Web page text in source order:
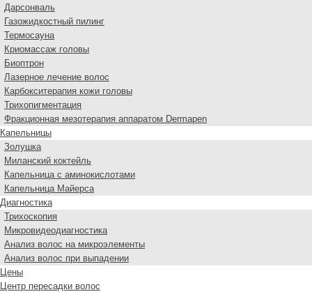
Дарсонваль
Газожидкостный пилинг
Термосауна
Криомассаж головы
Биоптрон
Лазерное лечение волос
Карбокситерапия кожи головы
Трихопигментация
Фракционная мезотерапия аппаратом Dermapen
Капельницы
Золушка
Миланский коктейль
Капельница с аминокислотами
Капельница Майерса
Диагностика
Трихоскопия
Микровидеодиагностика
Анализ волос на микроэлементы
Анализ волос при выпадении
Цены
Центр пересадки волос